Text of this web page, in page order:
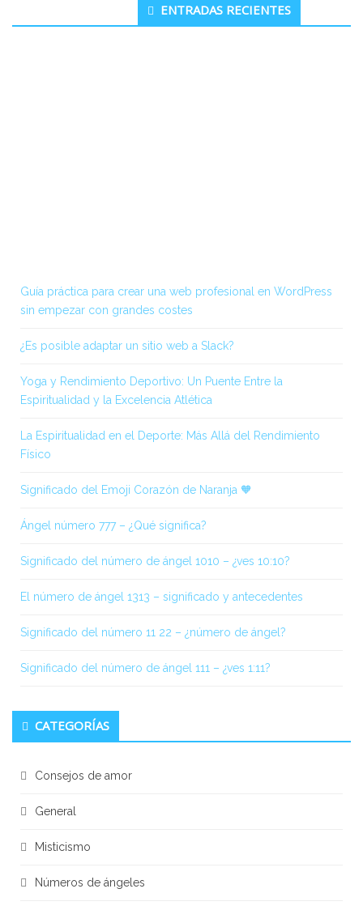
ENTRADAS RECIENTES
Guía práctica para crear una web profesional en WordPress
sin empezar con grandes costes
¿Es posible adaptar un sitio web a Slack?
Yoga y Rendimiento Deportivo: Un Puente Entre la
Espiritualidad y la Excelencia Atlética
La Espiritualidad en el Deporte: Más Allá del Rendimiento
Físico
Significado del Emoji Corazón de Naranja 🧡
Ángel número 777 – ¿Qué significa?
Significado del número de ángel 1010 – ¿ves 10:10?
El número de ángel 1313 – significado y antecedentes
Significado del número 11 22 – ¿número de ángel?
Significado del número de ángel 111 – ¿ves 1:11?
CATEGORÍAS
Consejos de amor
General
Misticismo
Números de ángeles